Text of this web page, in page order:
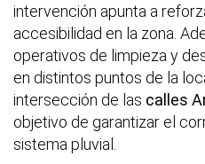
intervención apunta a
accesibilidad en la zona.
operativos de limpieza y
en distintos puntos de la
intersección de las calles
objetivo de garantizar el
sistema pluvial.